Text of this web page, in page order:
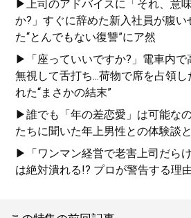
▶上司のアドバイスに「それ、意
か?」すぐに辞めた新入社員が腹い
た“とんでもない復讐”にア然
▶「座っていいですか?」電車内で
無視して舌打ち...荷物で席を占領
れた“まさかの結末”
▶誰でも「年の差恋愛」は可能な
たちに聞いた年上男性との体験談
▶「ワンマン経営で老害上司だら
は絶対潰れる!? プロが警告する理